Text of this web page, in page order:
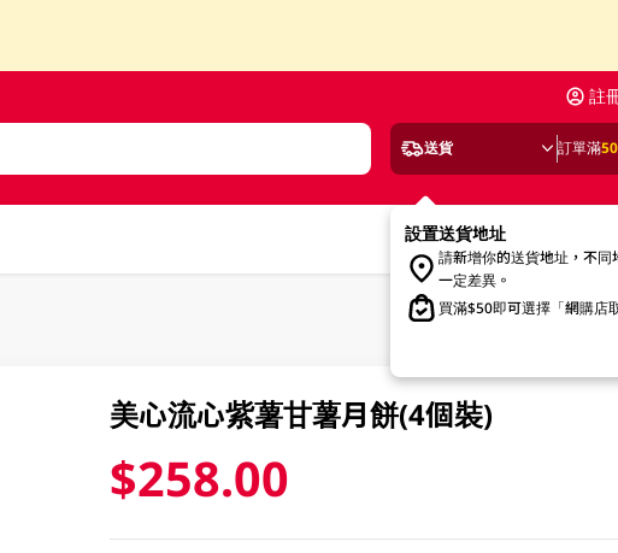
註
送貨 訂單滿
設置送貨地址
請新增你的送貨地址，不
一定差異。
買滿$50即可選擇「網購店
美心流心紫薯甘薯月餅(4個裝)
$258.00